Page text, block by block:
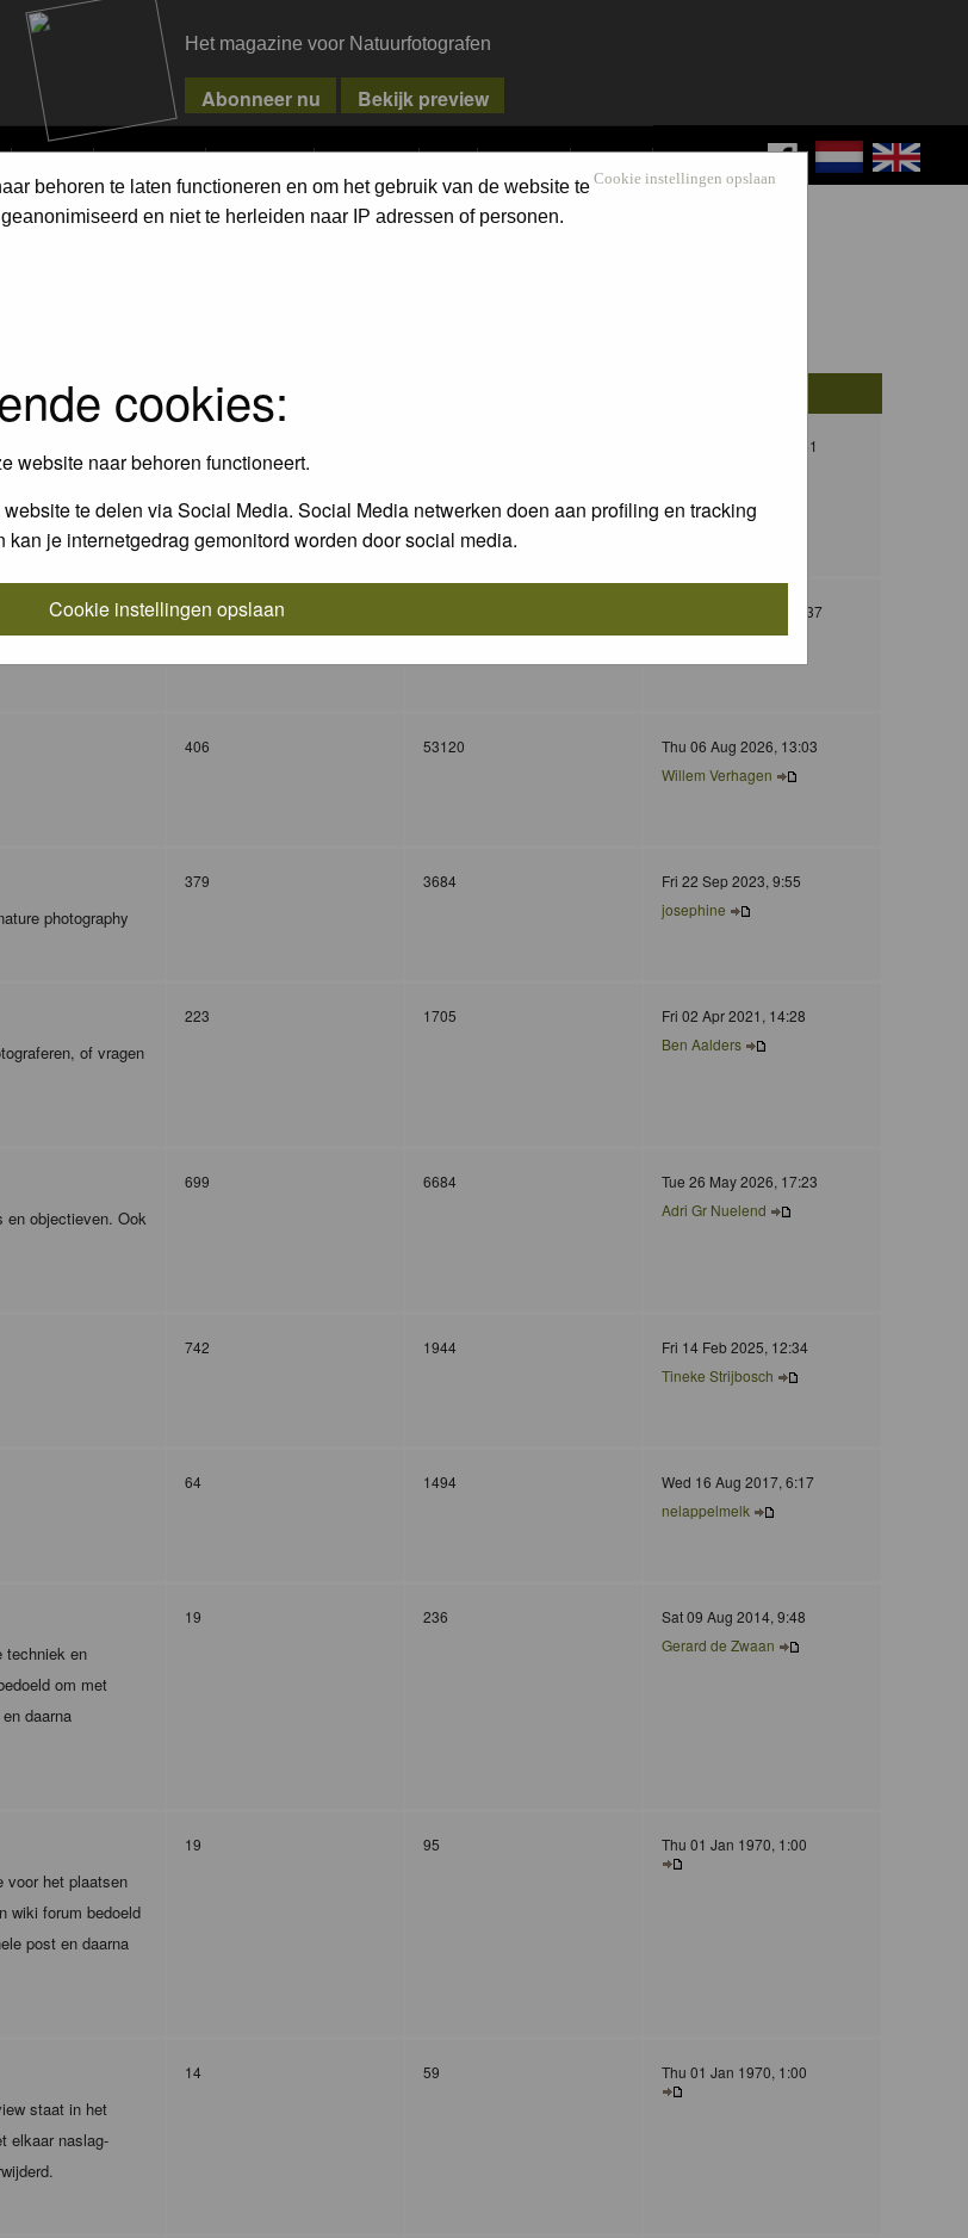
Het magazine voor Natuurfotografen
PIXPAS MAGAZINE WEBSHOP CONTACT FAQ SEARCH LOG IN
Cookie instellingen opslaan
behoren te laten functioneren en om het gebruik van de website te
en niet te herleiden naar IP adressen of personen.
cookies:
website naar behoren functioneert.
te delen via Social Media. Social Media netwerken doen aan profiling en tracking
je internetgedrag gemonitord worden door social media.
Cookie instellingen opslaan
Topics
de gedragscode
Thu 08 Dec 2016, 21:51
327
Wed 05 Nov 2025, 11:37
Jurgen Maassen
406 53120
Thu 06 Aug 2026, 13:03
Willem Verhagen
photography
379 3684
Fri 22 Sep 2023, 9:55
josephine
of vragen
223 1705
Fri 02 Apr 2021, 14:28
Ben Aalders
en objectieven. Ook
699 6684
Tue 26 May 2026, 17:23
Adri Gr Nuelend
742 1944
Fri 14 Feb 2025, 12:34
Tineke Strijbosch
64 1494
Wed 16 Aug 2017, 6:17
nelappelmelk
techniek en
om met
daarna
19 236
Sat 09 Aug 2014, 9:48
Gerard de Zwaan
voor het plaatsen
wiki forum bedoeld
post en daarna
19 95 Thu 01 Jan 1970, 1:00
staat in het
elkaar naslag-
14 59 Thu 01 Jan 1970, 1:00